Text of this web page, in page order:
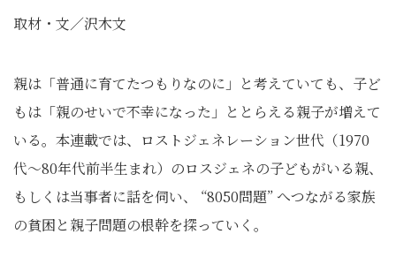
取材・文／沢木文
親は「普通に育てたつもりなのに」と考えていても、子ど
もは「親のせいで不幸になった」ととらえる親子が増えて
いる。本連載では、ロストジェネレーション世代（1970
代～80年代前半生まれ）のロスジェネの子どもがいる親、
もしくは当事者に話を伺い、 “8050問題” へつながる家族
の貧困と親子問題の根幹を探っていく。